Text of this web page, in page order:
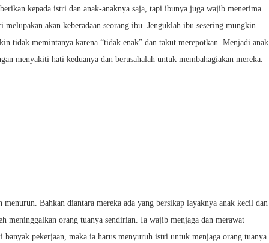
kepada istri dan anak-anaknya saja, tapi ibunya juga wajib menerima
melupakan akan keberadaan seorang ibu. Jenguklah ibu sesering mungkin.
tidak memintanya karena “tidak enak” dan takut merepotkan. Menjadi anak
menyakiti hati keduanya dan berusahalah untuk membahagiakan mereka.
Bahkan diantara mereka ada yang bersikap layaknya anak kecil dan
orang tuanya sendirian. Ia wajib menjaga dan merawat
pekerjaan, maka ia harus menyuruh istri untuk menjaga orang tuanya.